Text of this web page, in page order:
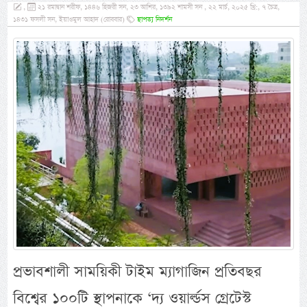
,
২১ রমাদ্বান শরীফ, ১৪৪৬ হিজরী সন, ২৩ আশির, ১৩৯২ শামসী সন , ২২ মার্চ, ২০২৫ খ্রি:, ৭ চৈত্র,
১৪৩১ ফসলী সন, ইয়াওমুল আহাদ (রোববার)
স্থাপত্য নিদর্শন
প্রভাবশালী সাময়িকী টাইম ম্যাগাজিন প্রতিবছর
বিশ্বের ১০০টি স্থাপনাকে ‘দ্য ওয়ার্ল্ডস গ্রেটেস্ট